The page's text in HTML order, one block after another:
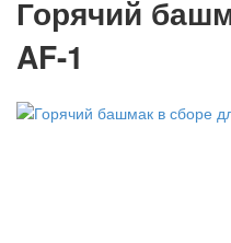
Горячий
AF-1